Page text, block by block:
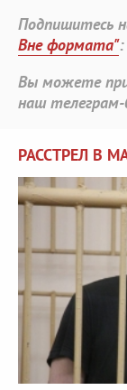
Подпишитесь
Вне формата":
Вы можете
наш
РАССТРЕЛ В